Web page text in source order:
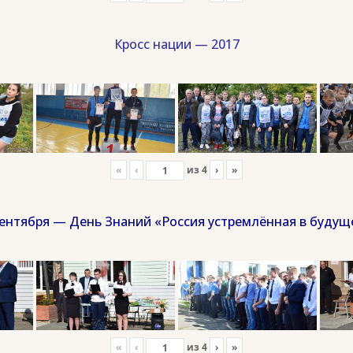
Кросс нации — 2017
« ‹ из 4 › »
— День Знаний «Россия устремлённая в
« ‹ из 4 › »